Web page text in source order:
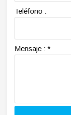
Teléfono :
Mensaje : *